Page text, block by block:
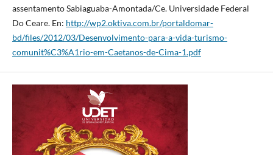
assentamento Sabiaguaba-Amontada/Ce. Universidade Federal
Do Ceare. En: http://wp2.oktiva.com.br/portaldomar-
bd/files/2012/03/Desenvolvimento-para-a-vida-turismo-
comunit%C3%A1rio-em-Caetanos-de-Cima-1.pdf